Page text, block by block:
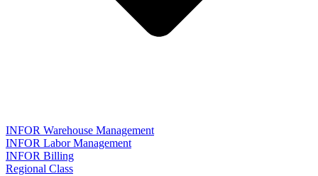
INFOR Warehouse Management
INFOR Labor Management
INFOR Billing
Regional Class